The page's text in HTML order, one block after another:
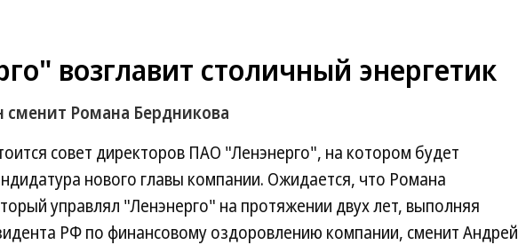
возглавит столичный энергетик
Романа Бердникова
совет директоров ПАО "Ленэнерго", на котором будет
нового главы компании. Ожидается, что Романа
управлял "Ленэнерго" на протяжении двух лет, выполняя
РФ по финансовому оздоровлению компании, сменит Андрей